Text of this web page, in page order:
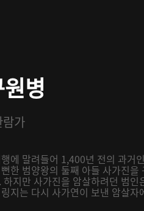
병
가
에 말려들어 1,400년 전의 과거
한 범양왕의 둘째 아들 사가진을
지만 사가진을 암살하려던 범
지는 다시 사가연이 보낸 암살